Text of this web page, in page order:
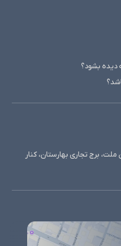
دیده بشود؟
ملت، برج تجاری بهارستان، کنار